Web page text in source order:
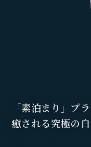
「素泊まり」プ
癒される究極の自